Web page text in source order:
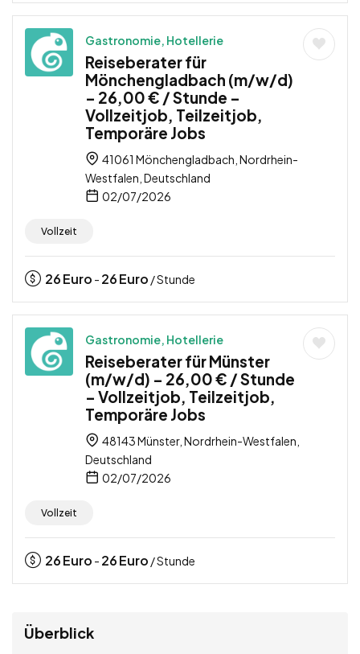
Gastronomie, Hotellerie
Reiseberater für
Mönchengladbach (m/w/d)
– 26,00 € / Stunde –
Vollzeitjob, Teilzeitjob,
Temporäre Jobs
41061 Mönchengladbach, Nordrhein-
Westfalen, Deutschland
02/07/2026
Vollzeit
26Euro - 26Euro / Stunde
Gastronomie, Hotellerie
Reiseberater für Münster
(m/w/d) – 26,00 € / Stunde
– Vollzeitjob, Teilzeitjob,
Temporäre Jobs
48143 Münster, Nordrhein-Westfalen,
Deutschland
02/07/2026
Vollzeit
26Euro - 26Euro / Stunde
Überblick